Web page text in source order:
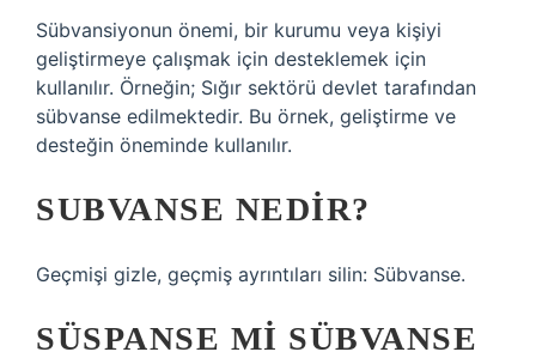
Sübvansiyonun önemi, bir kurumu veya kişiyi
geliştirmeye çalışmak için desteklemek için
kullanılır. Örneğin; Sığır sektörü devlet tarafından
sübvanse edilmektedir. Bu örnek, geliştirme ve
desteğin öneminde kullanılır.
SUBVANSE NEDIR?
Geçmişi gizle, geçmiş ayrıntıları silin: Sübvanse.
SÜSPANSE MI SÜBVANSE